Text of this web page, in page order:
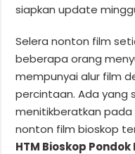
siapkan update
Selera nonton film
beberapa orang
mempunyai alur film
percintaan. Ada yang
menitikberatkan pada
nonton film bioskop
HTM Bioskop Pondok